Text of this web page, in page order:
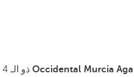
Occidental Murcia